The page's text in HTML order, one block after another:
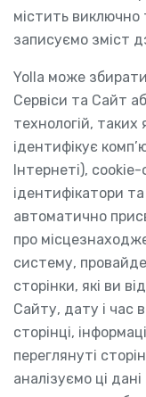
містить виключно
записуємо зміст
Yolla може
Сервіси та Сайт
технологій,
ідентифікує
Інтернеті), cookie-
ідентифікатори
автоматично
про
систему,
сторінки, які ви
Сайту, дату і час
сторінці,
переглянуті
аналізуємо ці